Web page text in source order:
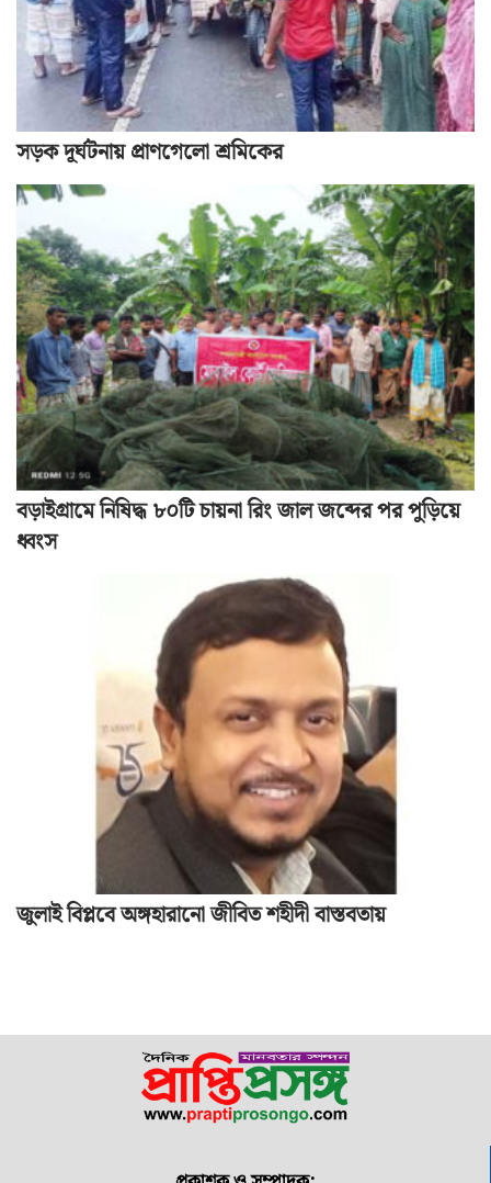
সড়ক দূর্ঘটনায় প্রাণগেলো শ্রমিকের
বড়াইগ্রামে নিষিদ্ধ ৮০টি চায়না রিং জাল জব্দের পর পুড়িয়ে
ধ্বংস
জুলাই বিপ্লবে অঙ্গহারানো জীবিত শহীদী বাস্তবতায়